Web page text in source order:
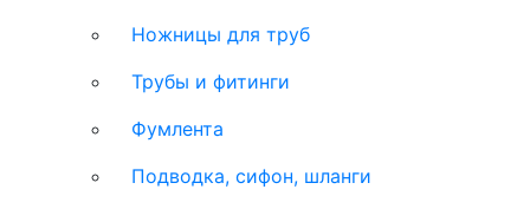
Ножницы для труб
Трубы и фитинги
Фумлента
Подводка, сифон, шланги